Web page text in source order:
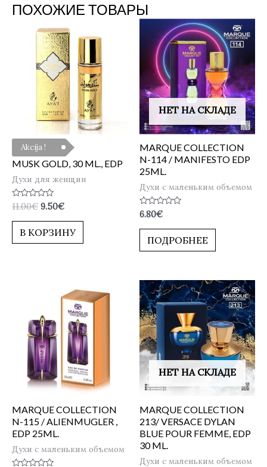
ПОХОЖИЕ ТОВАРЫ
Akcija !
MUSK GOLD, 30 ML., EDP
Духи для женщин
Оценка
0
из
11.00€ 9.50€
В КОРЗИНУ
НЕТ НА СКЛАДЕ
MARQUE COLLECTION
N-114 / MANIFESTO EDP
25ML.
Духи с маленьким объемом
Оценка
0
из
6.80€
ПОДРОБНЕЕ
MARQUE COLLECTION
N-115 / ALIENMUGLER ,
EDP 25ML.
Духи с маленьким объемом
НЕТ НА СКЛАДЕ
MARQUE COLLECTION
213/ VERSACE DYLAN
BLUE POUR FEMME, EDP
30 ML.
Духи с маленьким объемом